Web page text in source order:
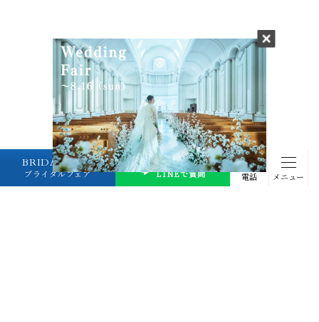
BRIDAL FAIR
ブライダルフェア
プランナーに
LINEで質問
電話 メニュー